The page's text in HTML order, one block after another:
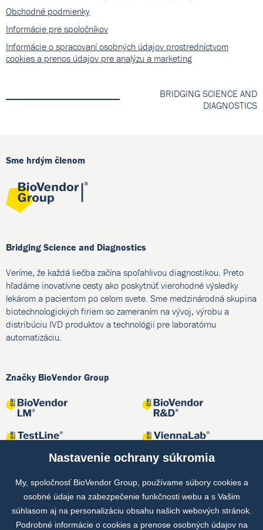
Obchodné podmienky
Informácie pre spoločníkov
Informácie o spracovaní osobných údajov prostredníctvom
cookies a prenos údajov pre analýzu a marketing
BRIDGING SCIENCE AND
DIAGNOSTICS
Sme hrdým členom
Bridging Science and Diagnostics
Veríme, že každá liečba začína spoľahlivou diagnostikou. Preto
hľadáme inovatívne cesty ako poskytnúť vierohodné výsledky
lekárom a pacientom po celom svete. Sme medzinárodná skupina
biotechnologických firiem so zameraním na vývoj, výrobu a
distribúciu IVD produktov a technológií pre laboratórnu
automatizáciu.
Značky BioVendor Group
Spoločné projekty
Nastavenie ochrany súkromia
My, spoločnosť BioVendor Group, používame súbory cookies a
osobné údaje na zabezpečenie funkčnosti webu a s Vašim
súhlasom aj na personalizáciu obsahu našich webových stránok.
Podrobné informácie o cookies a prenose osobných údajov na